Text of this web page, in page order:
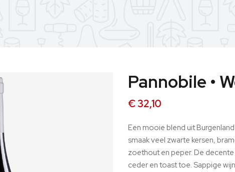
Pannobile •
€ 32,10
Een mooie blend uit
smaak veel zwarte kersen,
zoethout en peper. De
ceder en toast toe. Sappige